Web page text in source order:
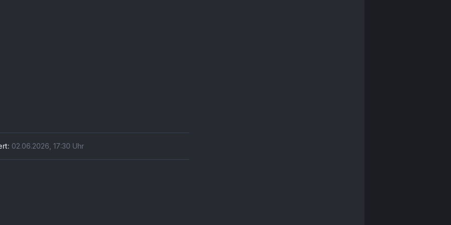
02.06.2026 17:30 Uhr